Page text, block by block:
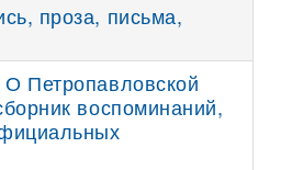
проза, письма,
Петропавловской
воспоминаний,